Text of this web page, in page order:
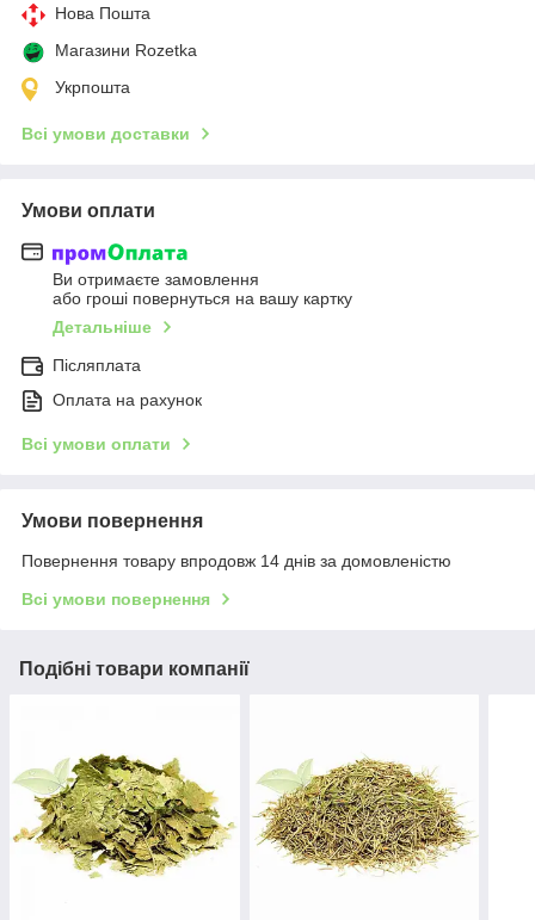
Нова Пошта
Магазини Rozetka
Укрпошта
Всі умови доставки
Умови оплати
Ви отримаєте замовлення
або гроші повернуться на вашу картку
Детальніше
Післяплата
Оплата на рахунок
Всі умови оплати
Умови повернення
Повернення товару впродовж 14 днів за домовленістю
Всі умови повернення
Подібні товари компанії